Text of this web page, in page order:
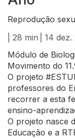
Reprodução
| 28 min
| 14
Módulo de
Movimento do
O projeto
professores do
recorrer a esta
ensino-
O projeto nasce
Educação e a